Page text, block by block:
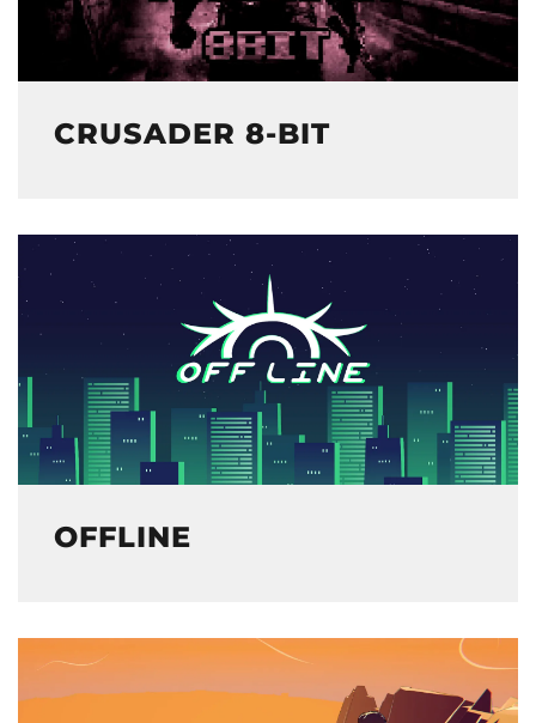
CRUSADER 8-BIT
OFFLINE